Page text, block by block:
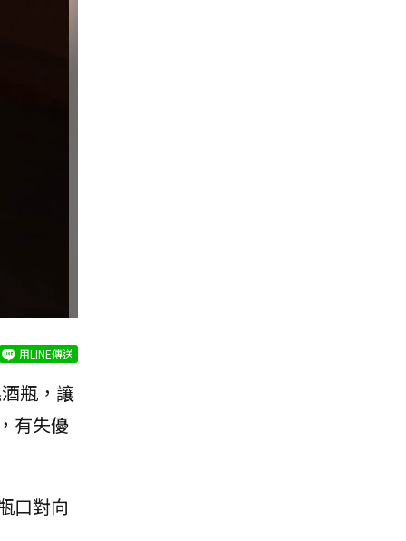
用LINE傳送
瓶，讓
有失優
口對向